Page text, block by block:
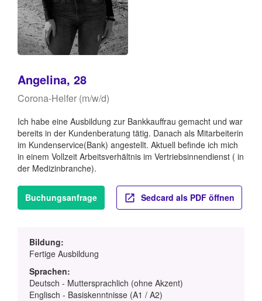
Angelina, 28
Corona-Helfer (m/w/d)
Ich habe eine Ausbildung zur Bankkauffrau gemacht und war
bereits in der Kundenberatung tätig. Danach als Mitarbeiterin
im Kundenservice(Bank) angestellt. Aktuell befinde ich mich
in einem Vollzeit Arbeitsverhältnis im Vertriebsinnendienst ( in
der Medizinbranche).
Buchungsanfrage Sedcard als PDF öffnen
Bildung:
Fertige Ausbildung
Sprachen:
Deutsch - Muttersprachlich (ohne Akzent)
Englisch - Basiskenntnisse (A1 / A2)